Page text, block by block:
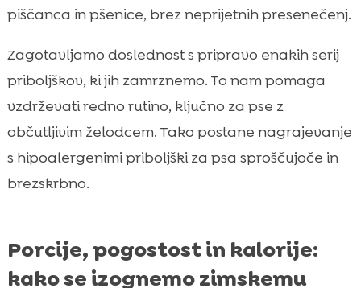
piščanca in pšenice, brez neprijetnih presenečenj.
Zagotavljamo doslednost s pripravo enakih serij
priboljškov, ki jih zamrznemo. To nam pomaga
vzdrževati redno rutino, ključno za pse z
občutljivim želodcem. Tako postane nagrajevanje
s hipoalergenimi priboljški za psa sproščujoče in
brezskrbno.
Porcije, pogostost in kalorije:
kako se izognemo zimskemu